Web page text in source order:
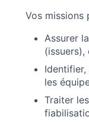
Vos missions
Assurer
les
Traiter